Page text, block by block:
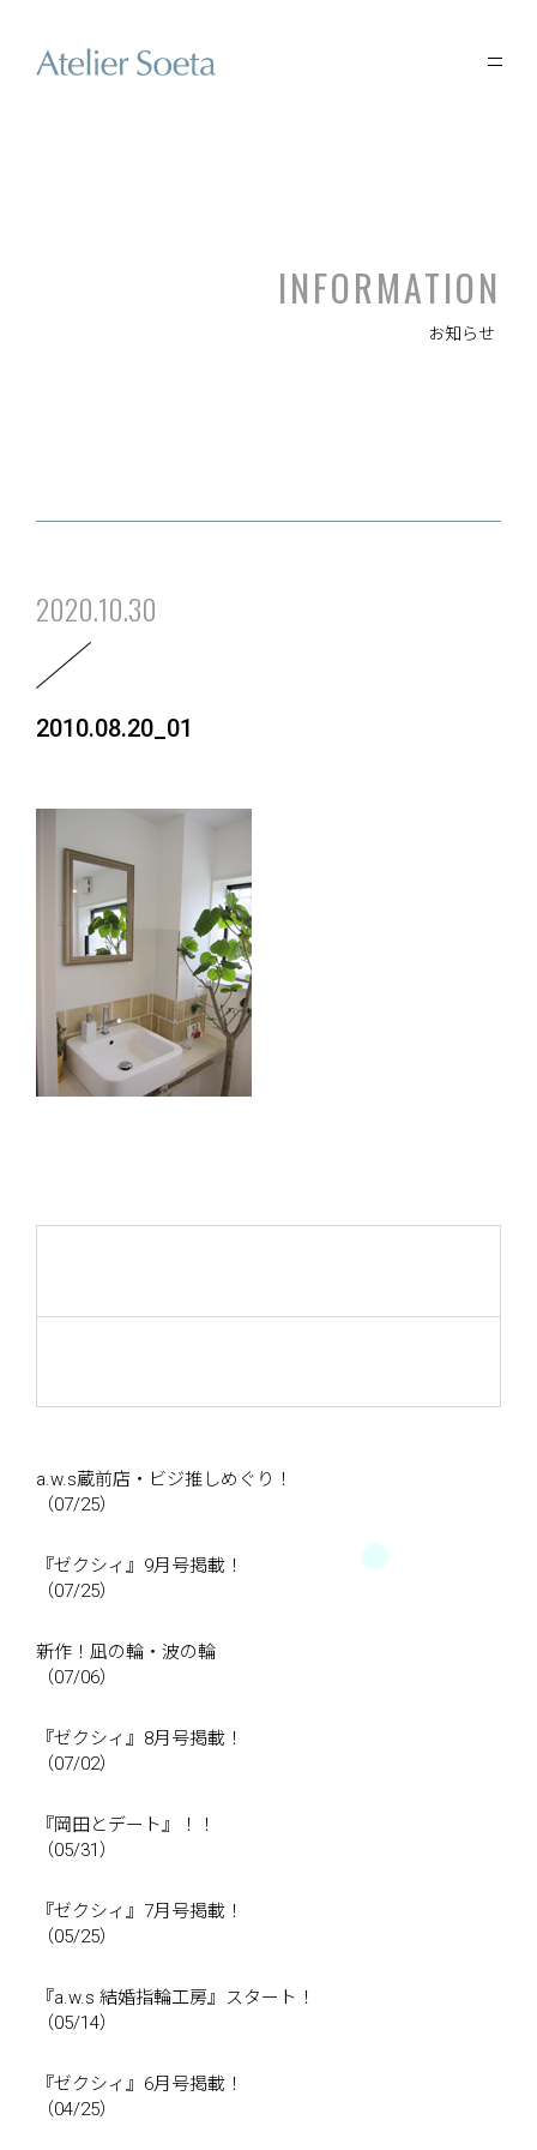
INFORMATION
お知らせ
2020.10.30
2010.08.20_01
a.w.s蔵前店・ビジ推しめぐり！
（07/25）
『ゼクシィ』9月号掲載！
（07/25）
新作！凪の輪・波の輪
（07/06）
『ゼクシィ』8月号掲載！
（07/02）
『岡田とデート』！！
（05/31）
『ゼクシィ』7月号掲載！
（05/25）
『a.w.s 結婚指輪工房』スタート！
（05/14）
『ゼクシィ』6月号掲載！
（04/25）